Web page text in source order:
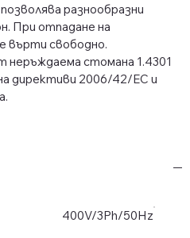
разнообразни
При отпадане на
върти свободно.
стомана 1.4301
директиви 2006/42/ЕС и
400V/3Ph/50Hz